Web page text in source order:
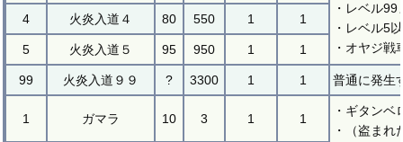
・レベル
・レベル5
・オヤジ
4 火炎入道４ 80 550 1 1
5 火炎入道５ 95 950 1 1
99 火炎入道９９ ? 3300 1 1 普通に発生
1 ガマラ 10 3 1 1
・ギタン
・（盗ま